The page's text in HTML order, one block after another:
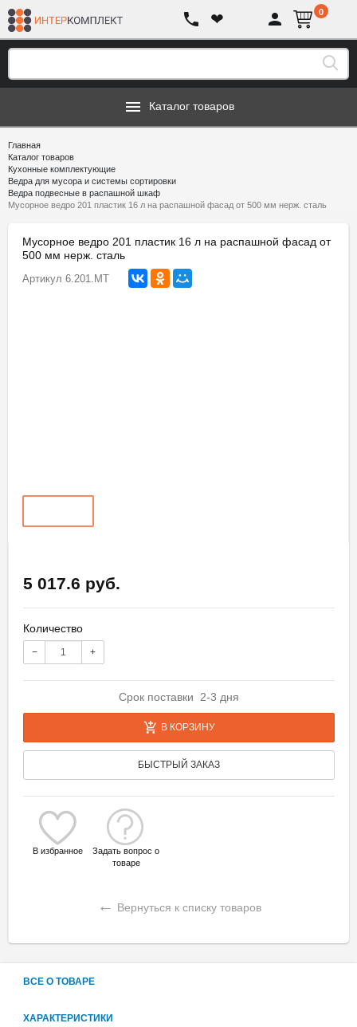
❤ 0
Каталог товаров
Главная
Каталог товаров
Кухонные комплектующие
Ведра для мусора и системы сортировки
Ведра подвесные в распашной шкаф
Мусорное ведро 201 пластик 16 л на распашной фасад от 500 мм нерж. сталь
Мусорное ведро 201 пластик 16 л на распашной фасад от
500 мм нерж. сталь
Артикул 6.201.MT
5 017.6 руб.
Количество
− +
Срок поставки 2-3 дня
В КОРЗИНУ
БЫСТРЫЙ ЗАКАЗ
В избранное
Задать вопрос о
товаре
← Вернуться к списку товаров
ВСЕ О ТОВАРЕ
ХАРАКТЕРИСТИКИ